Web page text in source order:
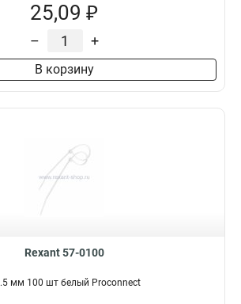
25,09 ₽
– +
В корзину
Rexant 57-0100
мм 100 шт белый Proconnect